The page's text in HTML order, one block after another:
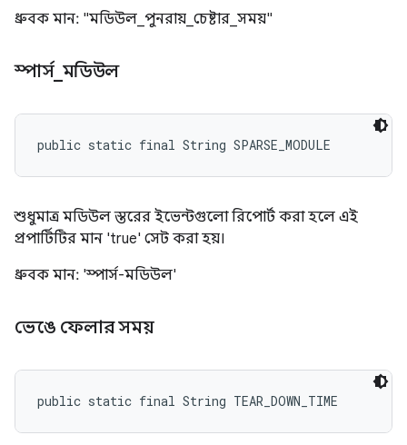
ধ্রুবক মান: "মডিউল_পুনরায়_চেষ্টার_সময়"
স্পার্স_ মডিউল
public static final String SPARSE_MODULE
শুধুমাত্র মডিউল স্তরের ইভেন্টগুলো রিপোর্ট করা হলে এই
প্রপার্টিটির মান 'true' সেট করা হয়।
ধ্রুবক মান: 'স্পার্স-মডিউল'
ভেঙে ফেলার সময়
public static final String TEAR_DOWN_TIME